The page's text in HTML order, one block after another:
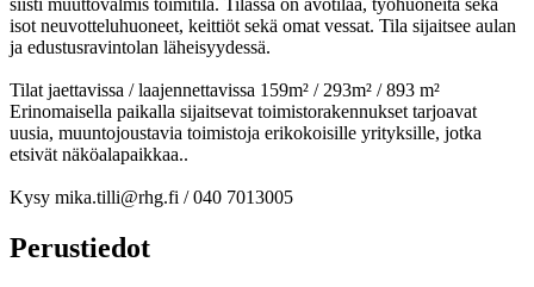
siisti muuttovalmis toimitila. Tilassa on avotilaa, työhuoneita sekä
isot neuvotteluhuoneet, keittiöt sekä omat vessat. Tila sijaitsee aulan
ja edustusravintolan läheisyydessä.
Tilat jaettavissa / laajennettavissa 159m² / 293m² / 893 m²
Erinomaisella paikalla sijaitsevat toimistorakennukset tarjoavat
uusia, muuntojoustavia toimistoja erikokoisille yrityksille, jotka
etsivät näköalapaikkaa..
Kysy mika.tilli@rhg.fi / 040 7013005
Perustiedot